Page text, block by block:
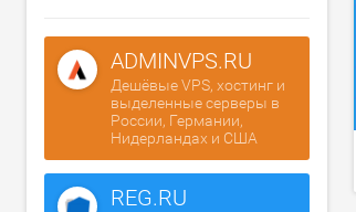
ADMINVPS.RU
Дешёвые VPS, хостинг и
выделенные серверы в
России, Германии,
Нидерландах и США
REG.RU